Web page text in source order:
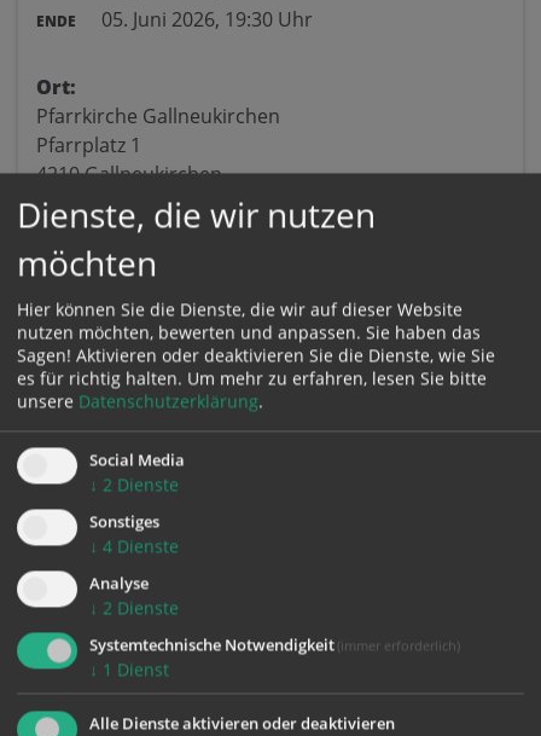
ENDE 05. Juni 2026, 19:30 Uhr
Ort:
Pfarrkirche Gallneukirchen
Pfarrplatz 1
4210 Gallneukirchen
Karte:
Bitte akzeptieren Sie
die Seite neu
Dienste, die wir nutzen
möchten
Hier können Sie die Dienste, die wir auf dieser Website
nutzen möchten, bewerten und anpassen. Sie haben das
Sagen! Aktivieren oder deaktivieren Sie die Dienste, wie Sie
es für richtig halten. Um mehr zu erfahren, lesen Sie bitte
unsere Datenschutzerklärung.
Social Media
↓ 2 Dienste
Sonstiges
↓ 4 Dienste
Analyse
↓ 2 Dienste
Systemtechnische Notwendigkeit (immer erforderlich)
↓ 1 Dienst
Alle Dienste aktivieren oder deaktivieren